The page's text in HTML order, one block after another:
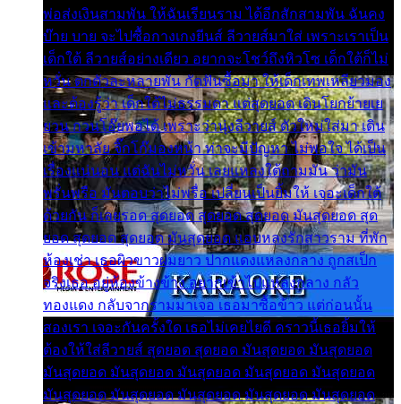
พ่อส่งเงินสามพัน ให้ฉันเรียนราม ได้อีกสักสามพัน ฉันคง
บ๊าย บาย จะไปซื้อกางเกงยีนส์ ลีวายส์มาใส่ เพราะเราเป็น
เด็กใต้ ลีวายส์อย่างเดียว อยากจะโชว์ถึงหิวโซ เด็กใต้ก็ไม่
หวั่น ตกตัวละหลายพัน กัดฟันซื้อมา ให้เด็กเทพเหลียวมอง
และต้องรู้ว่า เด็กใต้ไม่ธรรมดา แต่สุดยอด เดินโยกย้ายเย
ยวน กวนโอ๊ยพอได้ เพราะว่านุ่งลีวายส์ ตัวใหม่ใส่มา เดิน
เข้ามหาลัย จิ๊กโก๊มองหน้า ท่าจะมีปัญหา ไม่พอใจ ได้เป็น
เรื่องแน่นอน แต่ฉันไม่หวั่น เลยแหลงใต้ถามมัน ว่ามัน
พรั่นพรือ มันตอบว่าไม่พรื่อ เปลี่ยนเป็นยิ้มให้ เจอะเด็กใต้
ด้วยกัน ก็เลยรอด สุดยอด สุดยอด สุดยอด มันสุดยอด สุด
ยอด สุดยอด สุดยอด มันสุดยอด แอบหลงรักสาวราม ที่พัก
ห้องเช่า เธอผิวขาวผมยาว ปากแดงแหลงกลาง ถูกสเป็ก
จริงเธอ อยู่ห้องข้างข้าง อยากเข้าไปแหลงกลาง กลัว
ทองแดง กลับจากรามมาเจอ เธอมาซื้อข้าว แต่ก่อนนั้น
สองเรา เจอะกันครั้งใด เธอไม่เคยไยดี คราวนี้เธอยิ้มให้
ต้องให้ใส่ลีวายส์ สุดยอด สุดยอด มันสุดยอด มันสุดยอด
มันสุดยอด มันสุดยอด มันสุดยอด มันสุดยอด มันสุดยอด
มันสุดยอด มันสุดยอด มันสุดยอด มันสุดยอด มันสุดยอด